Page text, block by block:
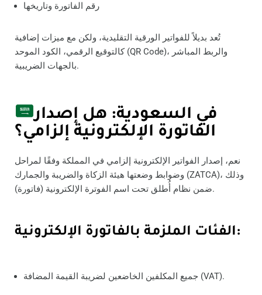
رقم الفاتورة وتاريخها
تُعد بديلاً للفواتير الورقية التقليدية، ولكن مع ميزات إضافية
كالتوقيع الرقمي، الكود الموحد (QR Code)، والربط المباشر
بالجهات الضريبية.
في السعودية: هل إصدار
الفاتورة الإلكترونية إلزامي؟
نعم، إصدار الفواتير الإلكترونية إلزامي في المملكة وفقًا لمراحل
وضوابط وضعتها هيئة الزكاة والضريبة والجمارك (ZATCA)، وذلك
ضمن نظام أُطلق تحت اسم الفوترة الإلكترونية (فاتورة).
الفئات الملزمة بالفاتورة الإلكترونية:
جميع المكلفين الخاضعين لضريبة القيمة المضافة (VAT).